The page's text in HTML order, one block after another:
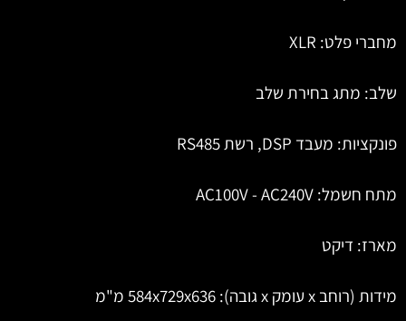
מחברי פלט: XLR
שלב: מתג בחירת שלב
פונקציות: מעבד DSP, רשת RS485
מתח חשמל: AC100V - AC240V
מארז: דיקט
מידות (רוחב x עומק x גובה): 584x729x636 מ"מ